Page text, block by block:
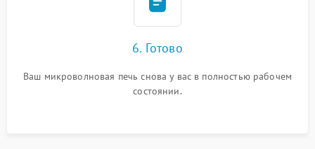
6. Готово
Ваш микроволновая печь снова у вас в полностью рабочем
состоянии.